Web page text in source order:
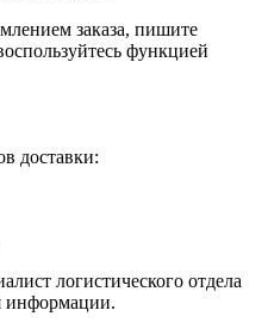
заказа, пишите
функцией
доставки:
логистического отдела
информации.